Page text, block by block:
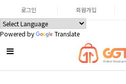
Powered by Translate
로그인 회원가입